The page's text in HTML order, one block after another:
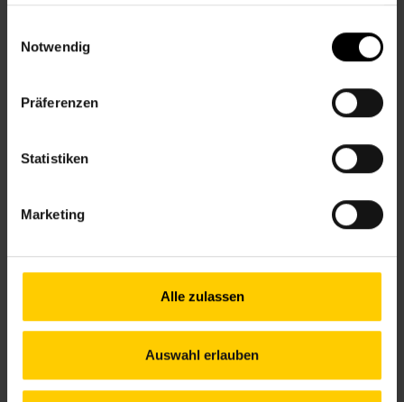
Notwendig
Präferenzen
Statistiken
Marketing
Alle zulassen
Auswahl erlauben
Do., 17.09.2026, 13.30
Sprachen
Nachbarschaftszentrum 17
CHINESISCH FÜR ANFÄNGER*INNEN
Do., 24.09.2026, 13.30
Sprachen
Nachbarschaftszentrum 17